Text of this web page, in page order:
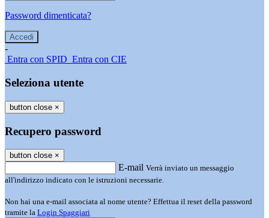
Password dimenticata?
-
Entra con SPID Entra con CIE
Seleziona utente
button close ×
Recupero password
button close ×
E-mail Verrà inviato un messaggio
all'indirizzo indicato con le istruzioni necessarie.
Non hai una e-mail associata al nome utente? Effettua il reset della password
tramite la Login Spaggiari